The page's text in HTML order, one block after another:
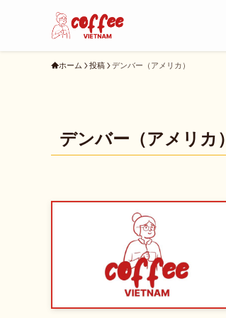
ホーム 投稿 デンバー（アメリカ）
デンバー（アメリカ）